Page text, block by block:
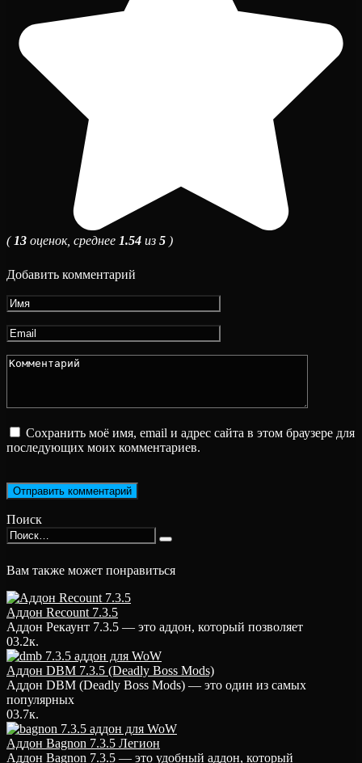
( 13 оценок, среднее 1.54 из 5 )
Добавить комментарий
Имя
*
Email
*
Комментарий
Сохранить моё имя, email и адрес сайта в этом браузере для
последующих моих комментариев.
Поиск
Search
for:
Вам также может понравиться
Аддон Recount 7.3.5
Аддон Рекаунт 7.3.5 — это аддон, который позволяет
03.2к.
Аддон DBM 7.3.5 (Deadly Boss Mods)
Аддон DBM (Deadly Boss Mods) — это один из самых
популярных
03.7к.
Аддон Bagnon 7.3.5 Легион
Аддон Bagnon 7.3.5 — это удобный аддон, который